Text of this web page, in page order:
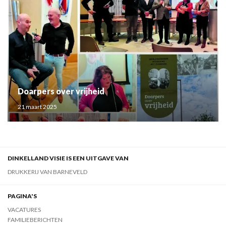
Doarpers over vrijheid
21 maart 2025
DINKELLAND VISIE IS EEN UITGAVE VAN
DRUKKERIJ VAN BARNEVELD
PAGINA'S
VACATURES
FAMILIEBERICHTEN